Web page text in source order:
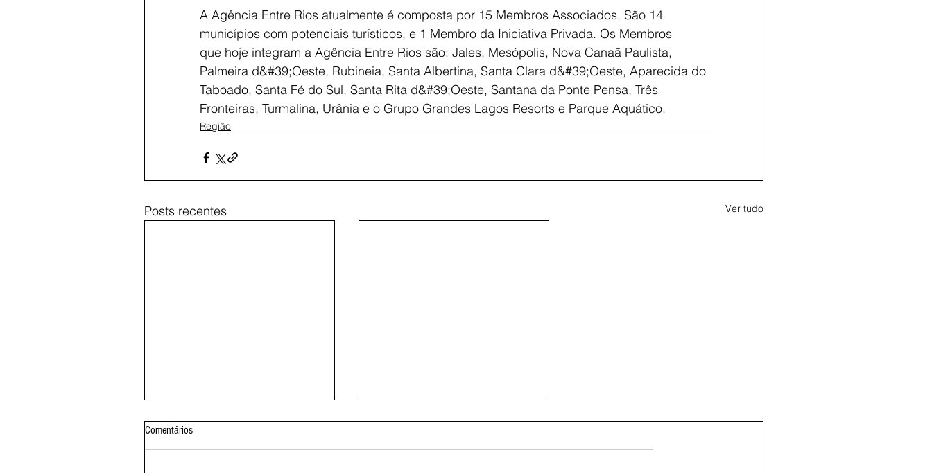
A Agência Entre Rios atualmente é composta por 15 Membros Associados. São 14
municípios com potenciais turísticos, e 1 Membro da Iniciativa Privada. Os Membros
que hoje integram a Agência Entre Rios são: Jales, Mesópolis, Nova Canaã Paulista,
Palmeira d&#39;Oeste, Rubineia, Santa Albertina, Santa Clara d&#39;Oeste, Aparecida do
Taboado, Santa Fé do Sul, Santa Rita d&#39;Oeste, Santana da Ponte Pensa, Três
Fronteiras, Turmalina, Urânia e o Grupo Grandes Lagos Resorts e Parque Aquático.
Região
Posts recentes Ver tudo
Comentários